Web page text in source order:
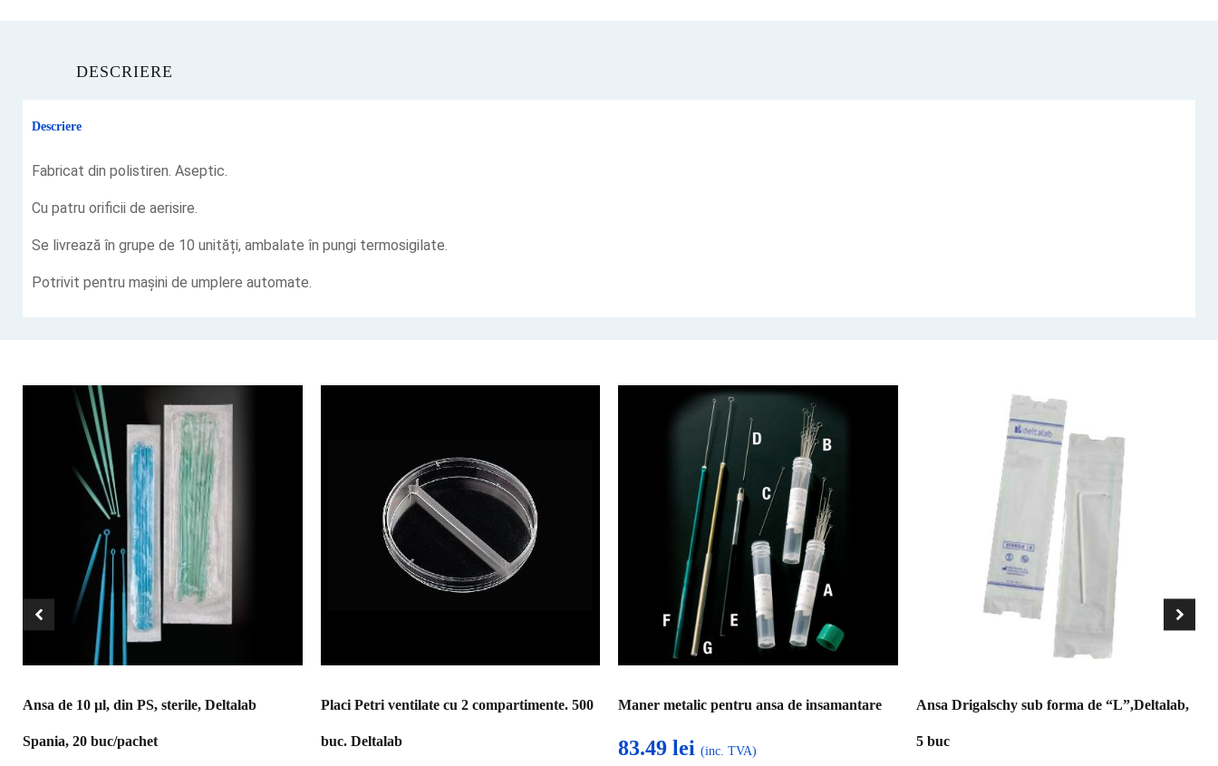
DESCRIERE
Descriere
Fabricat din polistiren. Aseptic.
Cu patru orificii de aerisire.
Se livrează în grupe de 10 unități, ambalate în pungi termosigilate.
Potrivit pentru mașini de umplere automate.
Ansa de 10 µl, din PS, sterile, Deltalab
Spania, 20 buc/pachet
Placi Petri ventilate cu 2 compartimente. 500
buc. Deltalab
Maner metalic pentru ansa de insamantare
83.49 lei (inc. TVA)
Ansa Drigalschy sub forma de “L”,Deltalab,
5 buc